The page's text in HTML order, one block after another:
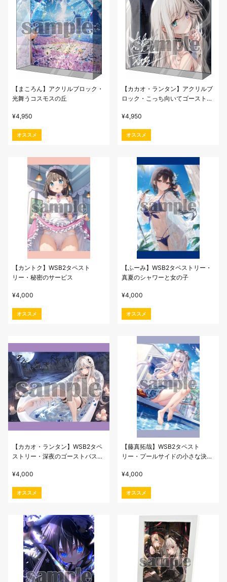
【まころん】アクリルブロック・
光舞うコスモスの丘
¥4,950
オススメ
【カカオ・ランタン】アクリルブ
ロック・こっち向いてゴースト
¥4,950
オススメ
【カントク】WSB2タペスト
リー・秘密のサービス
¥4,000
オススメ
【ふーみ】WSB2タペストリー・
真夏のシャワーと女の子
¥4,000
オススメ
【カカオ・ランタン】WSB2タペ
ストリー・深夜のゴーストバスタ
¥4,000
オススメ
【藤真拓哉】WSB2タペスト
リー・プールサイドの小さな決
¥4,000
オススメ